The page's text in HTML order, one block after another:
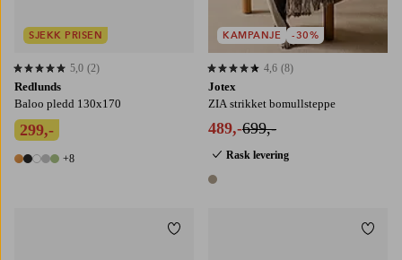
Redlunds
Baloo pledd 130x170
299,-
13 farger
+8
5,0 basert på 2 karaktergivninger
5,0 (2)
SJEKK PRISEN
Jotex
ZIA strikket bomullsteppe
489,-699,-
Rask levering
1 farge
4,6 basert på 8 karaktergivninger
4,6 (8)
KAMPANJE -30%
Legg til favoritter